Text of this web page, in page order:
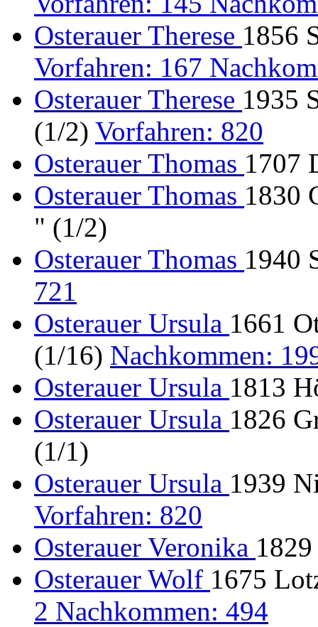
Osterauer Therese 1856
Vorfahren: 167
Osterauer Therese 1935
(1/2) Vorfahren: 820
Osterauer Thomas 1707
Osterauer Thomas 1830
" (1/2)
Osterauer Thomas 1940
721
Osterauer Ursula 1661
(1/16) Nachkommen:
Osterauer Ursula 1813
Osterauer Ursula 1826
(1/1)
Osterauer Ursula 1939
Vorfahren: 820
Osterauer Veronika
Osterauer Wolf 1675
2 Nachkommen: 494